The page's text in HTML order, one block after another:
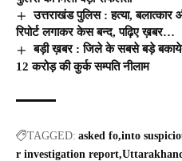
उत्तराखंड पुलिस : हत्या,
रिपोर्ट लगाकर केस बन्द, पढ़िए ख़बर…
बड़ी ख़बर : जिले के सबसे बड़े
12 करोड़ की कुर्क सम्पति नीलाम
TAGGED: asked fo into
r investigation report